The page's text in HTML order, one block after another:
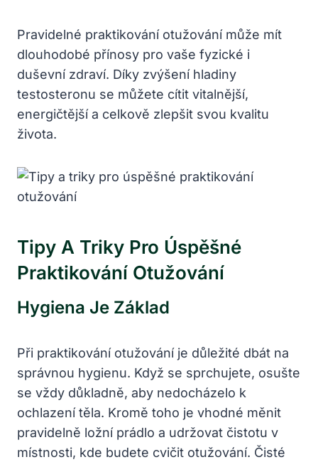
Pravidelné praktikování otužování⁤ může mít
dlouhodobé přínosy pro vaše fyzické i ​
duševní zdraví. Díky zvýšení hladiny
testosteronu se můžete cítit vitalnější,
energičtější a celkově zlepšit svou kvalitu
života.
Tipy A Triky Pro Úspěšné
Praktikování Otužování
Hygiena Je Základ
Při praktikování‍ otužování je důležité dbát ⁢na
správnou hygienu. ⁢Když se sprchujete, osušte
se vždy důkladně, aby ‍nedocházelo k
ochlazení těla. Kromě toho je vhodné měnit
pravidelně ložní prádlo a udržovat čistotu‌ v
místnosti, kde budete cvičit otužování. Čisté